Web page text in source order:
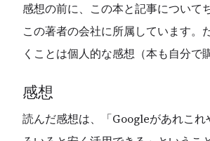
感想の前に、この本と記事について
この著者の会社に所属しています。
くことは個人的な感想（本も自分で
感想
読んだ感想は、「Googleがあれこれ